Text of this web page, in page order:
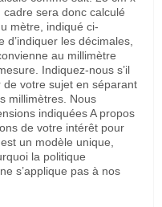
sera donc calculé
mètre, indiqué ci-
d’indiquer les décimales,
au millimètre
Indiquez-nous s’il
votre sujet en séparant
millimètres. Nous
indiquées A propos
de votre intérêt pour
un modèle unique,
la politique
s’applique pas à nos